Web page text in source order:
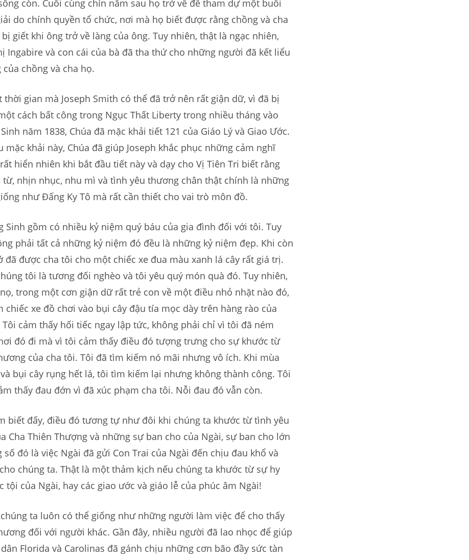
còn. Cuối cùng chín năm sau họ trở về để tham dự một buổi
do chính quyền tổ chức, nơi mà họ biết được rằng chồng và cha
giết khi ông trở về làng của ông. Tuy nhiên, thật là ngạc nhiên,
Ingabire và con cái của bà đã tha thứ cho những người đã kết liểu
của chồng và cha họ.
thời gian mà Joseph Smith có thể đã trở nên rất giận dữ, vì đã bị
cách bất công trong Ngục Thất Liberty trong nhiều tháng vào
năm 1838, Chúa đã mặc khải tiết 121 của Giáo Lý và Giao Ước.
mặc khải này, Chúa đã giúp Joseph khắc phục những cảm nghĩ
hiển nhiên khi bắt đầu tiết này và dạy cho Vị Tiên Tri biết rằng
từ, nhịn nhục, nhu mì và tình yêu thương chân thật chính là những
như Đấng Ky Tô mà rất cần thiết cho vai trò môn đồ.
Sinh gồm có nhiều kỷ niệm quý báu của gia đình đối với tôi. Tuy
phải tất cả những kỷ niệm đó đều là những kỷ niệm đẹp. Khi còn
đã được cha tôi cho một chiếc xe đua màu xanh lá cây rất giá trị.
tôi là tương đối nghèo và tôi yêu quý món quà đó. Tuy nhiên,
trong một cơn giận dữ rất trẻ con về một điều nhỏ nhặt nào đó,
chiếc xe đồ chơi vào bụi cây đậu tía mọc dày trên hàng rào của
cảm thấy hối tiếc ngay lập tức, không phải chỉ vì tôi đã ném
đó đi mà vì tôi cảm thấy điều đó tượng trưng cho sự khước từ
của cha tôi. Tôi đã tìm kiếm nó mãi nhưng vô ích. Khi mùa
bụi cây rụng hết lá, tôi tìm kiếm lại nhưng không thành công. Tôi
thấy đau đớn vì đã xúc phạm cha tôi. Nỗi đau đó vẫn còn.
biết đấy, điều đó tương tự như đôi khi chúng ta khước từ tình yêu
Cha Thiên Thượng và những sự ban cho của Ngài, sự ban cho lớn
số đó là việc Ngài đã gửi Con Trai của Ngài đến chịu đau khổ và
chúng ta. Thật là một thảm kịch nếu chúng ta khước từ sự hy
tội của Ngài, hay các giao ước và giáo lễ của phúc âm Ngài!
ta luôn có thể giống như những người làm việc để cho thấy
đối với người khác. Gần đây, nhiều người đã lao nhọc để giúp
Florida và Carolinas đã gánh chịu những cơn bão đầy sức tàn